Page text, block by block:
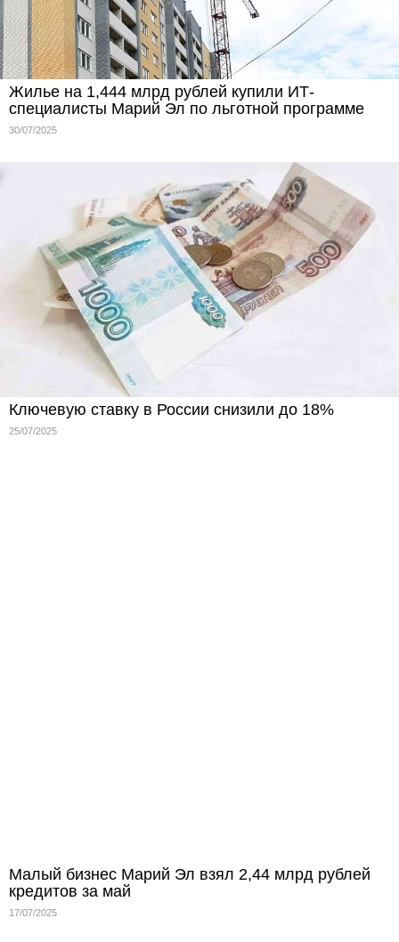
Жилье на 1,444 млрд рублей купили ИТ-
специалисты Марий Эл по льготной программе
30/07/2025
Ключевую ставку в России снизили до 18%
25/07/2025
Малый бизнес Марий Эл взял 2,44 млрд рублей
кредитов за май
17/07/2025